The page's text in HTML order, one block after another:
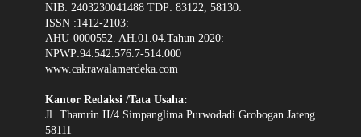
NIB: 2403230041488 TDP: 83122, 58130:
ISSN :1412-2103:
AHU-0000552. AH.01.04.Tahun 2020:
NPWP:94.542.576.7-514.000
www.cakrawalamerdeka.com
Kantor Redaksi /Tata Usaha:
Jl. Thamrin II/4 Simpanglima Purwodadi Grobogan Jateng
58111